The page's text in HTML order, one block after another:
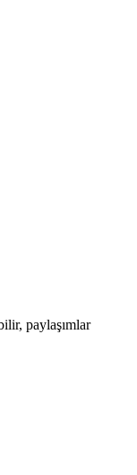
paylaşımlar